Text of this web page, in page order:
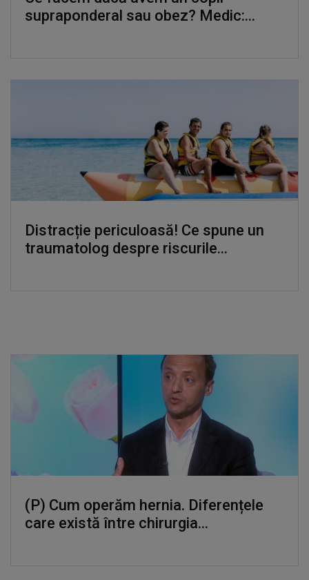
supraponderal sau obez? Medic:...
Distracție periculoasă! Ce spune un
traumatolog despre riscurile...
(P) Cum operăm hernia. Diferențele
care există între chirurgia...